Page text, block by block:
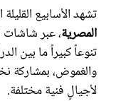
تشهد الأسابيع
المصرية، عبر شاشات
تنوعاً كبيراً ما بين
والغموض، بمشاركة
لأجيالٍ فنية مختلفة.